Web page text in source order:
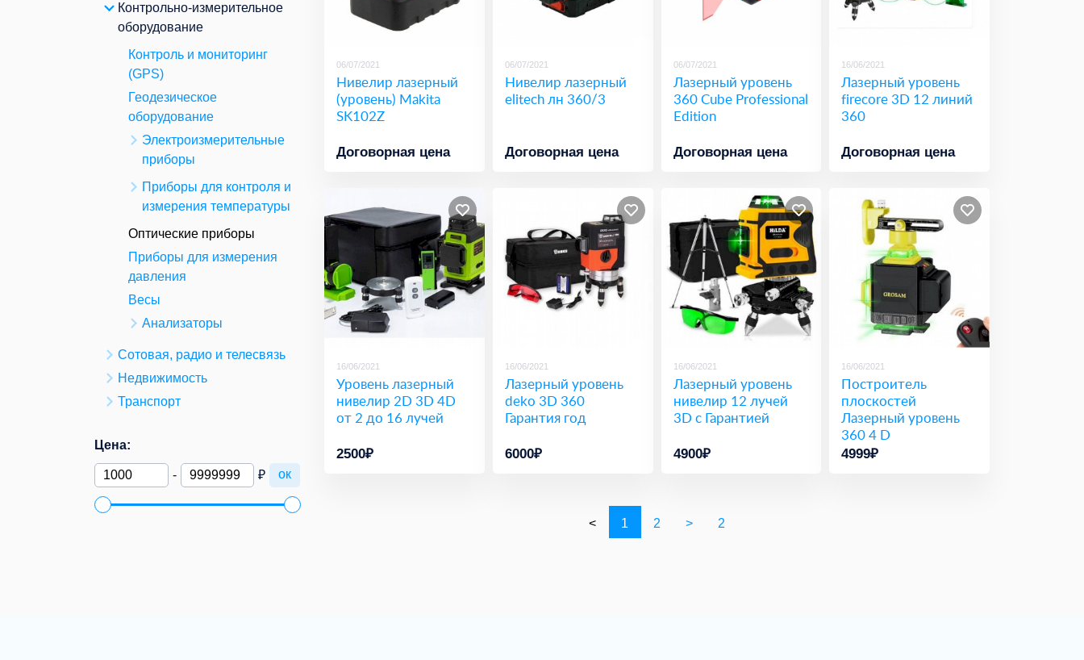
Контрольно-измерительное
оборудование
Контроль и мониторинг
(GPS)
Геодезическое
оборудование
Электроизмерительные
приборы
Приборы для контроля и
измерения температуры
Оптические приборы
Приборы для измерения
давления
Весы
Анализаторы
Сотовая, радио и телесвязь
Недвижимость
Транспорт
Цена:
- ₽ ок
06/07/2021
Нивелир лазерный
(уровень) Makita
SK102Z
Договорная цена
06/07/2021
Нивелир лазерный
elitech лн 360/3
Договорная цена
06/07/2021
Лазерный уровень
360 Cube Professional
Edition
Договорная цена
16/06/2021
Лазерный уровень
firecore 3D 12 линий
360
Договорная цена
16/06/2021
Уровень лазерный
нивелир 2D 3D 4D
от 2 до 16 лучей
2500₽
16/06/2021
Лазерный уровень
deko 3D 360
Гарантия год
6000₽
16/06/2021
Лазерный уровень
нивелир 12 лучей
3D с Гарантией
4900₽
16/06/2021
Построитель
плоскостей
Лазерный уровень
360 4 D
4999₽
< 1 2 > 2